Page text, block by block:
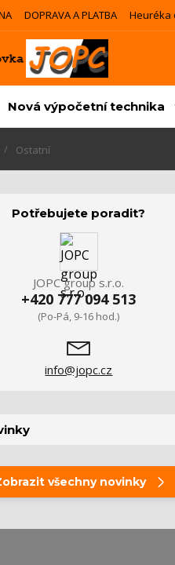
DOPRAVA A PLATBA Heuréka
Nová výpočetní technika
Ostatní
Potřebujete poradit?
JOPC group s.r.o.
+420 777 094 513
(Po-Pá, 9-16 hod.)
info@jopc.cz
všechny novinky